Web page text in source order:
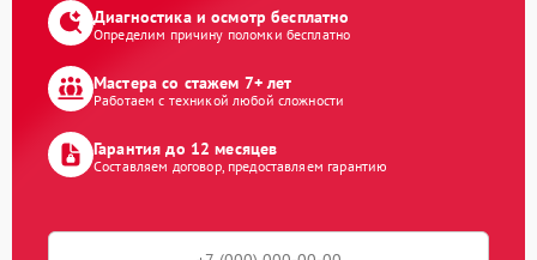
Диагностика и осмотр бесплатно
Определим причину поломки бесплатно
Мастера со стажем 7+ лет
Работаем с техникой любой сложности
Гарантия до 12 месяцев
Составляем договор, предоставляем гарантию